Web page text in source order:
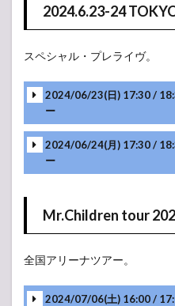
-アンコール-
2024.6.23-24
スペシャル・プレライヴ。
2024/06/23(日) 17:30 /
ー
2024/06/24(月) 17:30 /
ー
Mr.Children tour
全国アリーナツアー。
2024/07/06(土) 16:00 /